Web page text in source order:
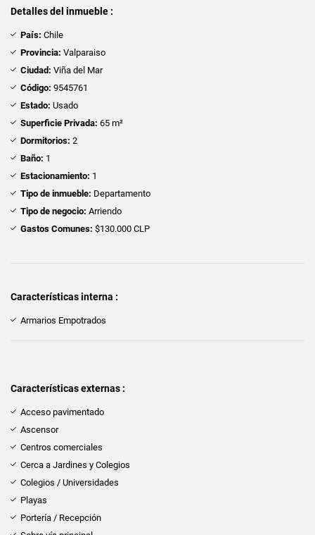
Detalles del inmueble :
País: Chile
Provincia: Valparaiso
Ciudad: Viña del Mar
Código: 9545761
Estado: Usado
Superficie Privada: 65 m²
Dormitorios: 2
Baño: 1
Estacionamiento: 1
Tipo de inmueble: Departamento
Tipo de negocio: Arriendo
Gastos Comunes: $130.000 CLP
Características interna :
Armarios Empotrados
Características externas :
Acceso pavimentado
Ascensor
Centros comerciales
Cerca a Jardines y Colegios
Colegios / Universidades
Playas
Portería / Recepción